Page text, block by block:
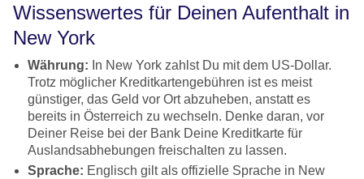
Wissenswertes für Deinen Aufenthalt in
New York
Währung: In New York zahlst Du mit dem US-Dollar.
Trotz möglicher Kreditkartengebühren ist es meist
günstiger, das Geld vor Ort abzuheben, anstatt es
bereits in Österreich zu wechseln. Denke daran, vor
Deiner Reise bei der Bank Deine Kreditkarte für
Auslandsabhebungen freischalten zu lassen.
Sprache: Englisch gilt als offizielle Sprache in New